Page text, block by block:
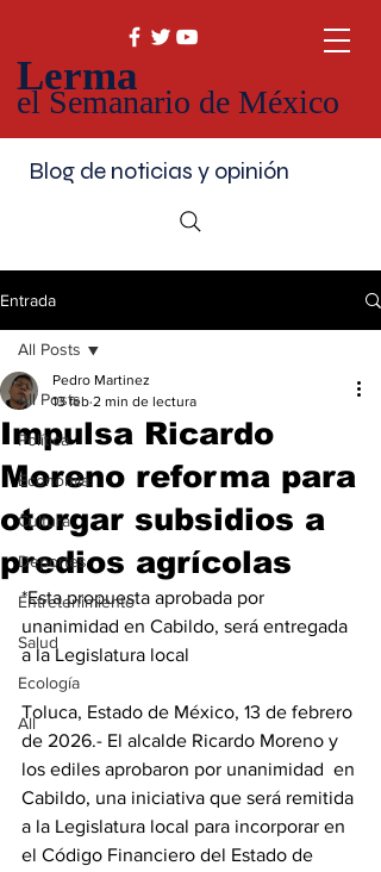
Lerma
el Semanario de México
Blog de noticias y opinión
Entrada
All Posts
Política
Economía
Cultura
Deportes
Entretenimiento
Salud
Ecología
All
All Posts
Impulsa Ricardo
Moreno reforma para
otorgar subsidios a
predios agrícolas
Pedro Martinez
13 feb 2 min de lectura
*Esta propuesta aprobada por
unanimidad en Cabildo, será entregada
a la Legislatura local
Toluca, Estado de México, 13 de febrero
de 2026.- El alcalde Ricardo Moreno y
los ediles aprobaron por unanimidad  en
Cabildo, una iniciativa que será remitida
a la Legislatura local para incorporar en
el Código Financiero del Estado de